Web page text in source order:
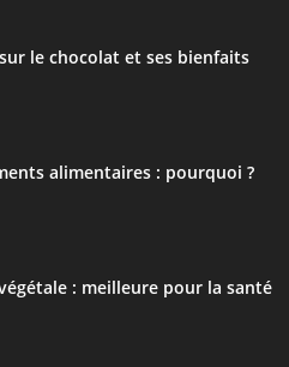
le chocolat et ses bienfaits
alimentaires : pourquoi ?
: meilleure pour la santé